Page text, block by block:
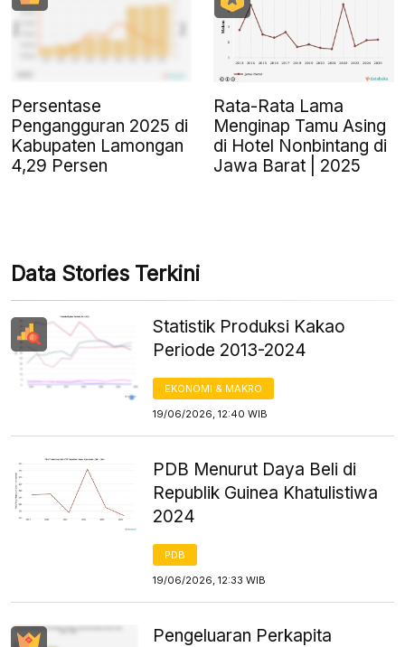
Persentase
Pengangguran 2025 di
Kabupaten Lamongan
4,29 Persen
Rata-Rata Lama
Menginap Tamu Asing
di Hotel Nonbintang di
Jawa Barat | 2025
Data Stories Terkini
Statistik Produksi Kakao
Periode 2013-2024
EKONOMI & MAKRO
19/06/2026, 12:40 WIB
PDB Menurut Daya Beli di
Republik Guinea Khatulistiwa
2024
PDB
19/06/2026, 12:33 WIB
Pengeluaran Perkapita